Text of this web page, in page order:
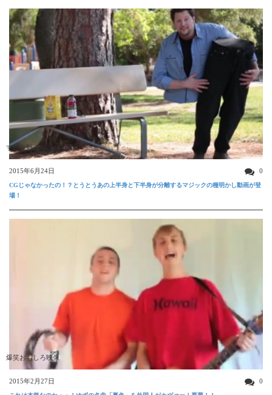
すごい動画
2015年6月24日 0
CGじゃなかったの！？とうとうあの上半身と下半身が分離するマジックの種明かし動画が登
場！
爆笑おもしろ映像
2015年2月27日 0